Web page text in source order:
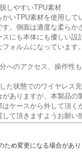
しやすいTPU素材
かいTPU素材を使用して
。側面は適度な柔らか
スにも本体にも優しい設
ォルムになっています。
へのアクセス、操作性も
た状態でのワイヤレス
ありますが、本製品の
はケースから外して頂く
て頂きますようお願い
め変更になる場合があり